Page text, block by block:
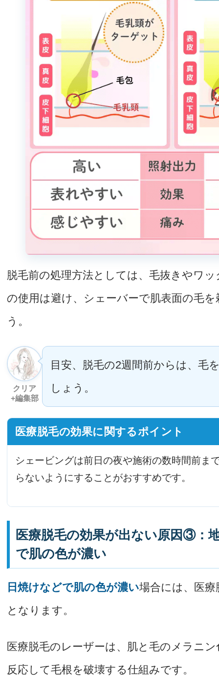
脱毛前の処理方法としては、毛抜きやワ
の使用は避け、シェーバーで肌表面の毛
う。
クリア
+編集部
目安、脱毛の2週間前からは、毛
しょう。
医療脱毛の効果に関するポイント
シェービングは前日の夜や施術の数時間前ま
らないようにすることがおすすめです。
医療脱毛の効果が出ない原因③：
で肌の色が濃い
日焼けなどで肌の色が濃い場合には、医
となります。
医療脱毛のレーザーは、肌と毛のメラニ
反応して毛根を破壊する仕組みです。